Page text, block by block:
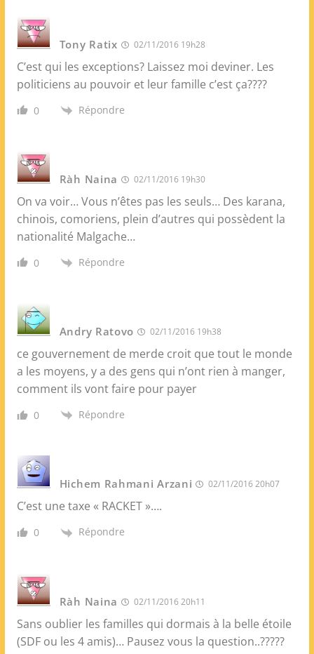
Tony Ratix 02/11/2016 19h28
C’est qui les exceptions? Laissez moi deviner. Les
politiciens au pouvoir et leur famille c’est ça????
0 Répondre
Ràh Naina 02/11/2016 19h30
On va voir… Vous n’êtes pas les seuls… Des karana,
chinois, comoriens, plein d’autres qui possèdent la
nationalité Malgache…
0 Répondre
Andry Ratovo 02/11/2016 19h38
ce gouvernement de merde croit que tout le monde
a les moyens, y a des gens qui n’ont rien à manger,
comment ils vont faire pour payer
0 Répondre
Hichem Rahmani Arzani 02/11/2016 20h07
C’est une taxe « RACKET »….
0 Répondre
Ràh Naina 02/11/2016 20h11
Sans oublier les familles qui dormais à la belle étoile
(SDF ou les 4 amis)… Pausez vous la question..?????